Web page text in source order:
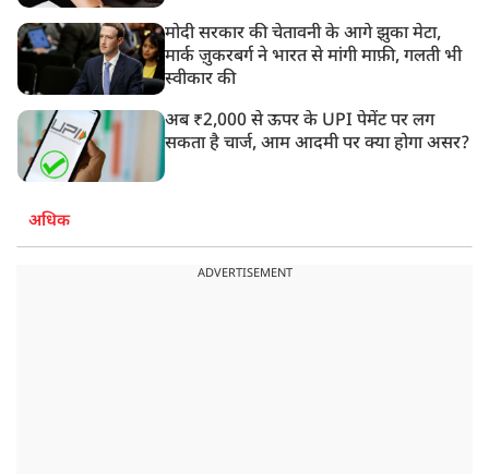
मोदी सरकार की चेतावनी के आगे झुका मेटा,
मार्क ज़ुकरबर्ग ने भारत से मांगी माफ़ी, गलती भी
स्वीकार की
अब ₹2,000 से ऊपर के UPI पेमेंट पर लग
सकता है चार्ज, आम आदमी पर क्या होगा असर?
अधिक
ADVERTISEMENT